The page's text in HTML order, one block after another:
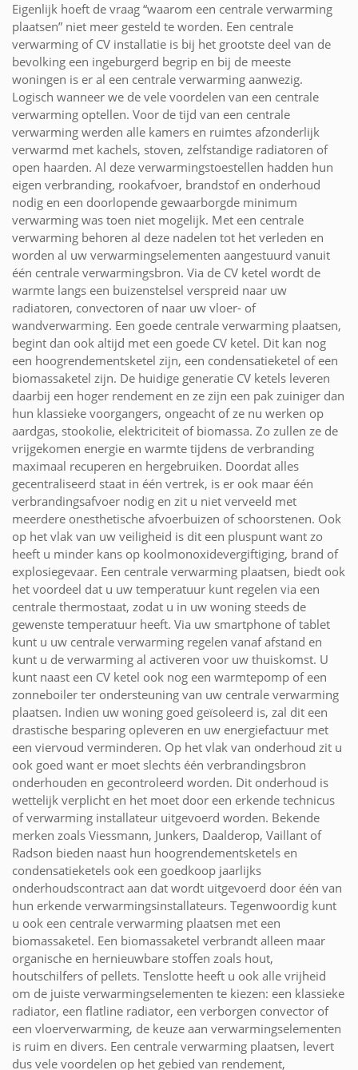
Eigenlijk hoeft de vraag “waarom een centrale verwarming
plaatsen” niet meer gesteld te worden. Een centrale
verwarming of CV installatie is bij het grootste deel van de
bevolking een ingeburgerd begrip en bij de meeste
woningen is er al een centrale verwarming aanwezig.
Logisch wanneer we de vele voordelen van een centrale
verwarming optellen. Voor de tijd van een centrale
verwarming werden alle kamers en ruimtes afzonderlijk
verwarmd met kachels, stoven, zelfstandige radiatoren of
open haarden. Al deze verwarmingstoestellen hadden hun
eigen verbranding, rookafvoer, brandstof en onderhoud
nodig en een doorlopende gewaarborgde minimum
verwarming was toen niet mogelijk. Met een centrale
verwarming behoren al deze nadelen tot het verleden en
worden al uw verwarmingselementen aangestuurd vanuit
één centrale verwarmingsbron. Via de CV ketel wordt de
warmte langs een buizenstelsel verspreid naar uw
radiatoren, convectoren of naar uw vloer- of
wandverwarming. Een goede centrale verwarming plaatsen,
begint dan ook altijd met een goede CV ketel. Dit kan nog
een hoogrendementsketel zijn, een condensatieketel of een
biomassaketel zijn. De huidige generatie CV ketels leveren
daarbij een hoger rendement en ze zijn een pak zuiniger dan
hun klassieke voorgangers, ongeacht of ze nu werken op
aardgas, stookolie, elektriciteit of biomassa. Zo zullen ze de
vrijgekomen energie en warmte tijdens de verbranding
maximaal recuperen en hergebruiken. Doordat alles
gecentraliseerd staat in één vertrek, is er ook maar één
verbrandingsafvoer nodig en zit u niet verveeld met
meerdere onesthetische afvoerbuizen of schoorstenen. Ook
op het vlak van uw veiligheid is dit een pluspunt want zo
heeft u minder kans op koolmonoxidevergiftiging, brand of
explosiegevaar. Een centrale verwarming plaatsen, biedt ook
het voordeel dat u uw temperatuur kunt regelen via een
centrale thermostaat, zodat u in uw woning steeds de
gewenste temperatuur heeft. Via uw smartphone of tablet
kunt u uw centrale verwarming regelen vanaf afstand en
kunt u de verwarming al activeren voor uw thuiskomst. U
kunt naast een CV ketel ook nog een warmtepomp of een
zonneboiler ter ondersteuning van uw centrale verwarming
plaatsen. Indien uw woning goed geïsoleerd is, zal dit een
drastische besparing opleveren en uw energiefactuur met
een viervoud verminderen. Op het vlak van onderhoud zit u
ook goed want er moet slechts één verbrandingsbron
onderhouden en gecontroleerd worden. Dit onderhoud is
wettelijk verplicht en het moet door een erkende technicus
of verwarming installateur uitgevoerd worden. Bekende
merken zoals Viessmann, Junkers, Daalderop, Vaillant of
Radson bieden naast hun hoogrendementsketels en
condensatieketels ook een goedkoop jaarlijks
onderhoudscontract aan dat wordt uitgevoerd door één van
hun erkende verwarmingsinstallateurs. Tegenwoordig kunt
u ook een centrale verwarming plaatsen met een
biomassaketel. Een biomassaketel verbrandt alleen maar
organische en hernieuwbare stoffen zoals hout,
houtschilfers of pellets. Tenslotte heeft u ook alle vrijheid
om de juiste verwarmingselementen te kiezen: een klassieke
radiator, een flatline radiator, een verborgen convector of
een vloerverwarming, de keuze aan verwarmingselementen
is ruim en divers. Een centrale verwarming plaatsen, levert
dus vele voordelen op het gebied van rendement,